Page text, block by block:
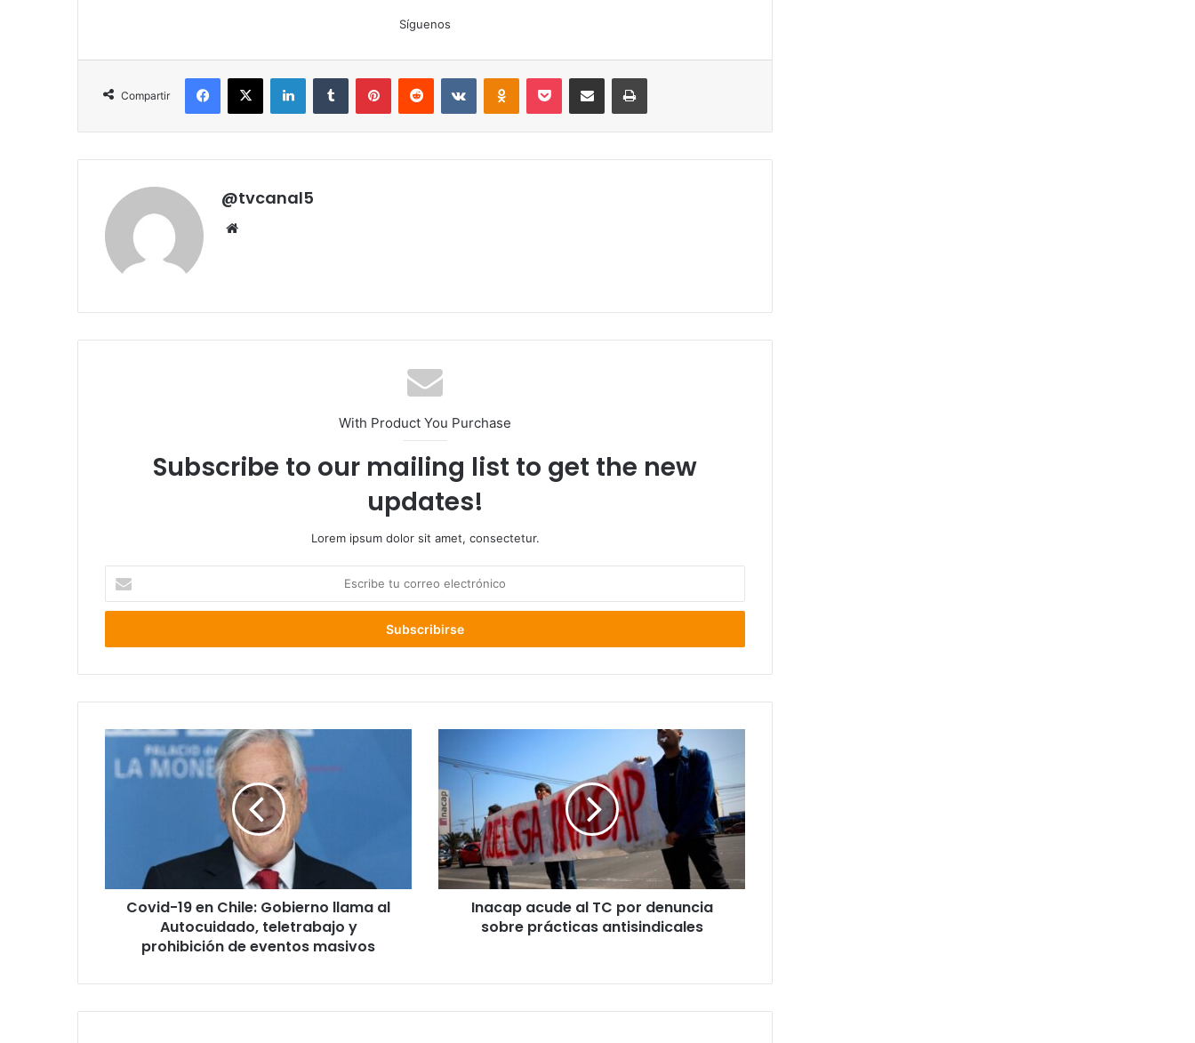
Síguenos
Compartir
Facebook
X LinkedInTumblr PinterestReddit VKontakteOdnoklassniki
Pocket Compartir por correo electrónicoImprimir
@tvcanal5
With Product You Purchase
Subscribe to our mailing list to get the new
updates!
Lorem ipsum dolor sit amet, consectetur.
correo
Covid-
en
Autocuidado,
teletrabajo
prohibición
Covid-19 en Chile: Gobierno llama al
Autocuidado, teletrabajo y
prohibición de eventos masivos
acude
TC
por
denuncia
sobre
prácticas
antisindicales
Inacap acude al TC por denuncia
sobre prácticas antisindicales